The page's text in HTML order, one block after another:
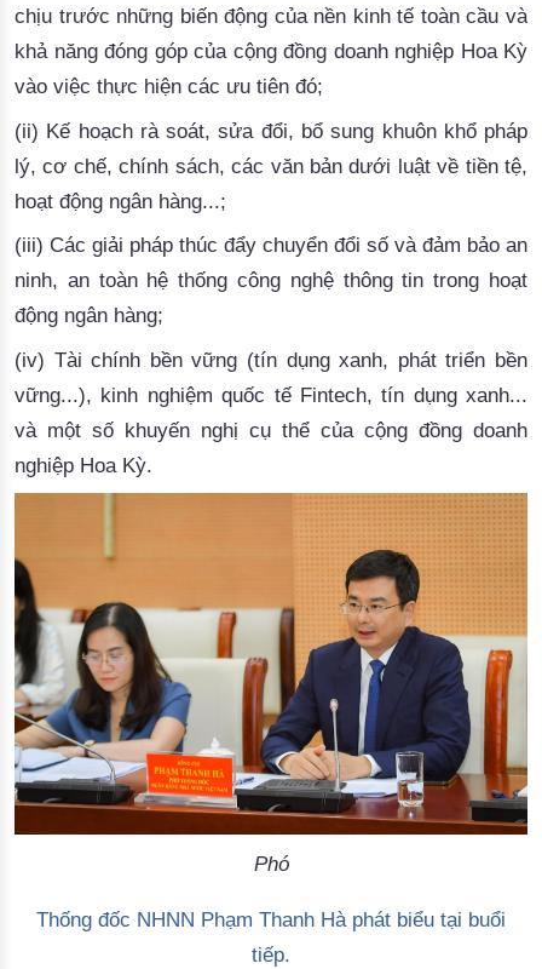
chịu trước những biến động của nền kinh tế toàn cầu và
khả năng đóng góp của cộng đồng doanh nghiệp Hoa Kỳ
vào việc thực hiện các ưu tiên đó;
(ii) Kế hoạch rà soát, sửa đổi, bổ sung khuôn khổ pháp
lý, cơ chế, chính sách, các văn bản dưới luật về tiền tệ
hoạt động ngân hàng...;
(iii) Các giải pháp thúc đẩy chuyển đổi số và đảm bảo an
ninh, an toàn hệ thống công nghệ thông tin trong hoạt
động ngân hàng;
(iv) Tài chính bền vững (tín dụng xanh, phát triển bền
vững...), kinh nghiệm quốc tế Fintech, tín dụng xanh
và một số khuyến nghị cụ thể của cộng đồng doanh
nghiệp Hoa Kỳ.
Phó
Thống đốc NHNN Phạm Thanh Hà phát biểu tại buổi
tiếp.